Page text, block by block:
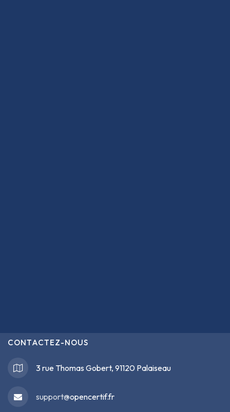
CONTACTEZ-NOUS
3 rue Thomas Gobert, 91120 Palaiseau
support@opencertif.fr